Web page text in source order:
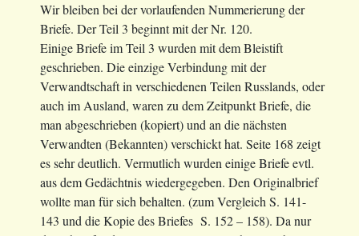
Wir bleiben bei der vorlaufenden Nummerierung der
Briefe. Der Teil 3 beginnt mit der Nr. 120.
Einige Briefe im Teil 3 wurden mit dem Bleistift
geschrieben. Die einzige Verbindung mit der
Verwandtschaft in verschiedenen Teilen Russlands, oder
auch im Ausland, waren zu dem Zeitpunkt Briefe, die
man abgeschrieben (kopiert) und an die nächsten
Verwandten (Bekannten) verschickt hat. Seite 168 zeigt
es sehr deutlich. Vermutlich wurden einige Briefe evtl.
aus dem Gedächtnis wiedergegeben. Den Originalbrief
wollte man für sich behalten. (zum Vergleich S. 141-
143 und die Kopie des Briefes S. 152 – 158). Da nur